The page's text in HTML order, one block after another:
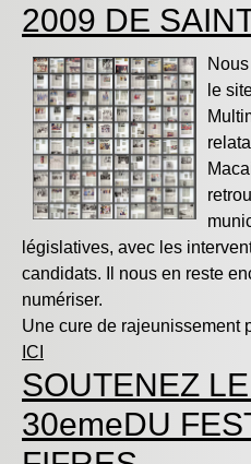
2009 DE
le
législatives, avec les
candidats. Il nous en reste
numériser.
Une cure de rajeunissement
ICI
SOUTENEZ
30emeDU